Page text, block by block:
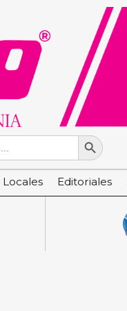
Search Button
Locales Editoriales